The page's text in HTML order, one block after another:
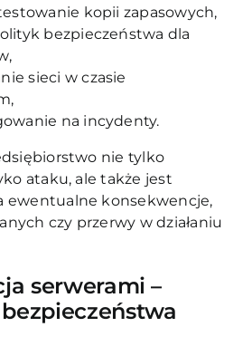
kopii zapasowych,
bezpieczeństwa dla
sieci w czasie
na incydenty.
nie tylko
ataku, ale także jest
ewentualne konsekwencje,
czy przerwy w działaniu
serwerami –